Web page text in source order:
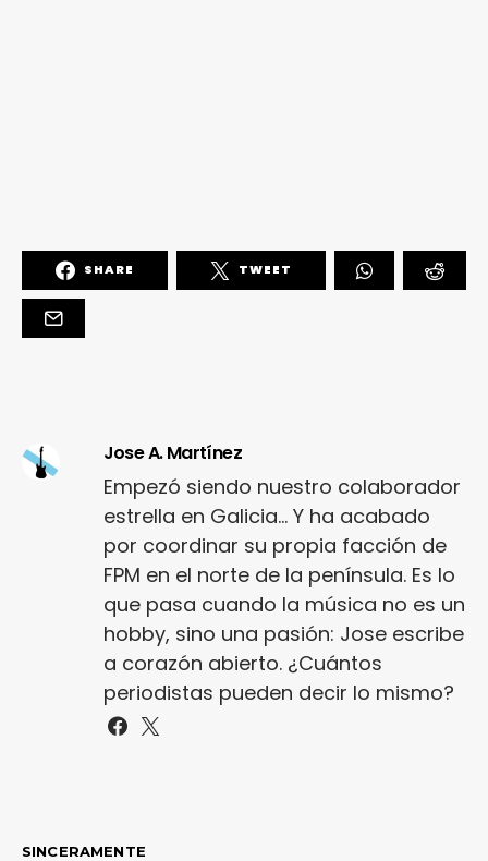
SHARE TWEET
Jose A. Martínez
Empezó siendo nuestro colaborador
estrella en Galicia... Y ha acabado
por coordinar su propia facción de
FPM en el norte de la península. Es lo
que pasa cuando la música no es un
hobby, sino una pasión: Jose escribe
a corazón abierto. ¿Cuántos
periodistas pueden decir lo mismo?
SINCERAMENTE